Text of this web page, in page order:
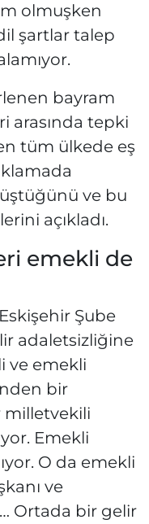
olmuşken
şartlar talep
bayram
arasında tepki
tüm ülkede eş
ve bu
açıkladı.
emekli de
Şube
adaletsizliğine
ve emekli
bir
milletvekili
Emekli
O da emekli
ve
Ortada bir gelir